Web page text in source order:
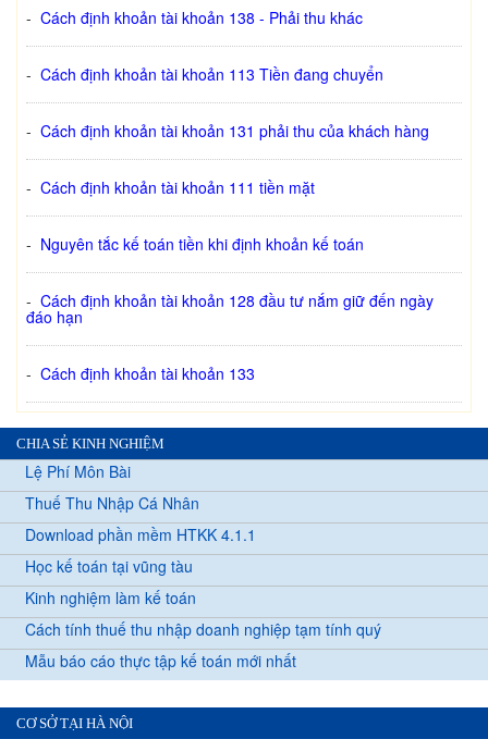
- Cách định khoản tài khoản 138 - Phải thu khác
- Cách định khoản tài khoản 113 Tiền đang chuyển
- Cách định khoản tài khoản 131 phải thu của khách hàng
- Cách định khoản tài khoản 111 tiền mặt
- Nguyên tắc kế toán tiền khi định khoản kế toán
- Cách định khoản tài khoản 128 đầu tư nắm giữ đến ngày
đáo hạn
- Cách định khoản tài khoản 133
CHIA SẺ KINH NGHIỆM
Lệ Phí Môn Bài
Thuế Thu Nhập Cá Nhân
Download phần mềm HTKK 4.1.1
Học kế toán tại vũng tàu
Kinh nghiệm làm kế toán
Cách tính thuế thu nhập doanh nghiệp tạm tính quý
Mẫu báo cáo thực tập kế toán mới nhất
CƠ SỞ TẠI HÀ NỘI